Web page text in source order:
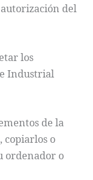
del
los
Industrial
de la
o
ordenador o